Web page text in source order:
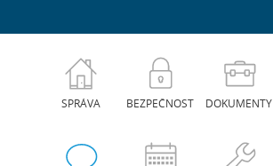
SPRÁVA BEZPEČNOST DOKUMENTY